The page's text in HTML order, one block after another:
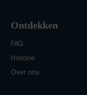
Ontdekken
FAQ
Historie
Over ons